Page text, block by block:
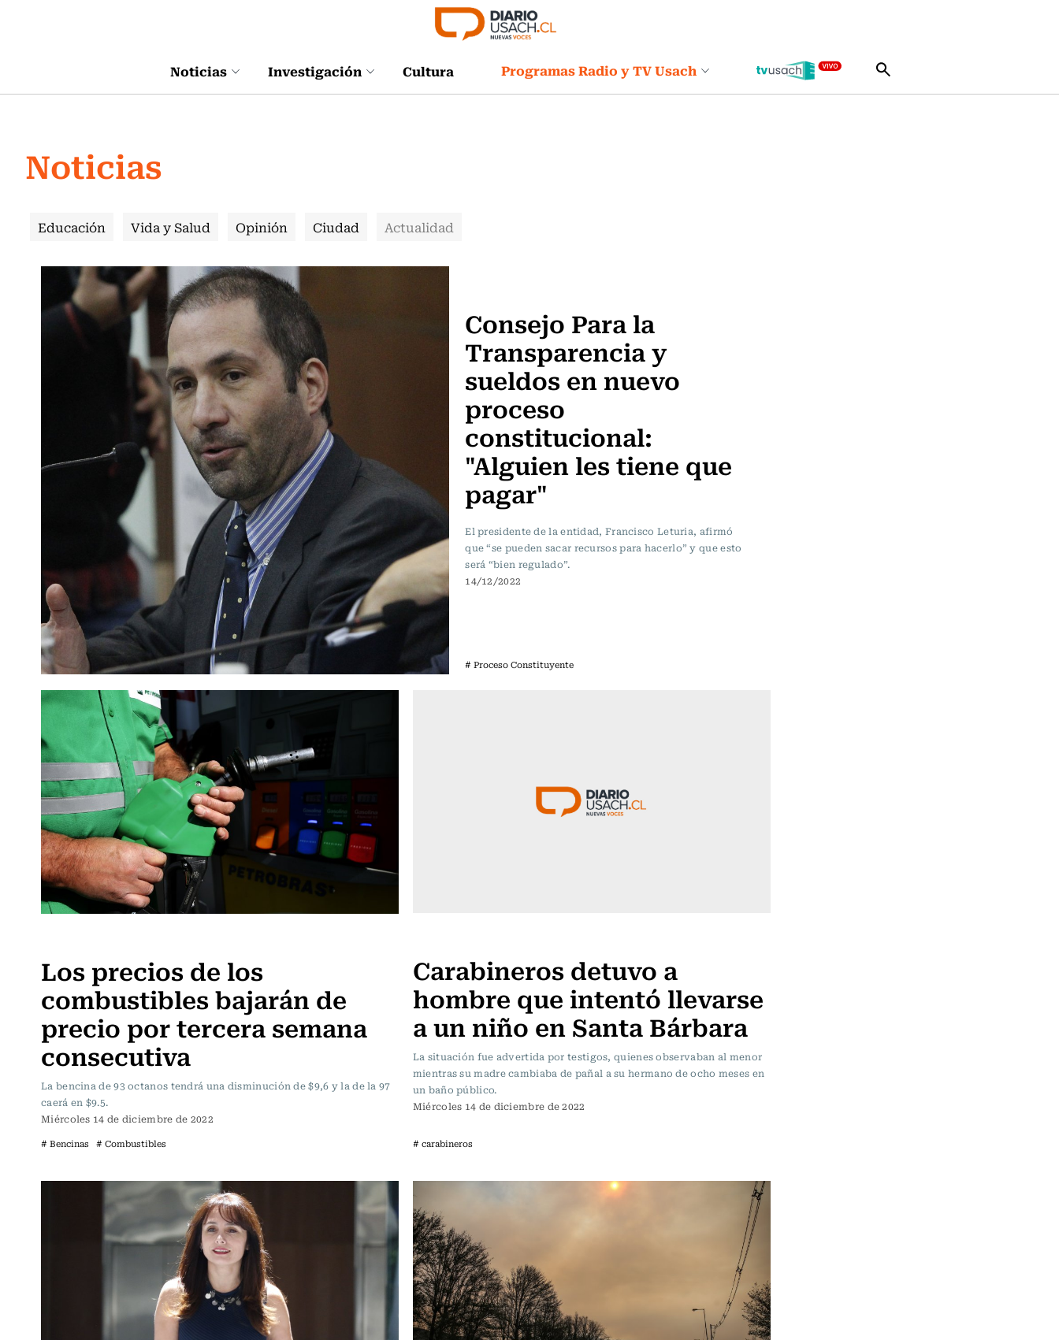
Noticias Investigación Cultura Programas Radio y TV Usach
Noticias
Educación Vida y Salud Opinión Ciudad Actualidad
Consejo Para la
Transparencia y
sueldos en nuevo
proceso
constitucional:
"Alguien les tiene que
pagar"
El presidente de la entidad, Francisco Leturia, afirmó
que “se pueden sacar recursos para hacerlo” y que esto
será “bien regulado”.
14/12/2022
# Proceso Constituyente
Los precios de los
combustibles bajarán de
precio por tercera semana
consecutiva
La bencina de 93 octanos tendrá una disminución de $9,6 y la de la 97
caerá en $9.5.
Miércoles 14 de diciembre de 2022
# Bencinas # Combustibles
Carabineros detuvo a
hombre que intentó llevarse
a un niño en Santa Bárbara
La situación fue advertida por testigos, quienes observaban al menor
mientras su madre cambiaba de pañal a su hermano de ocho meses en
un baño público.
Miércoles 14 de diciembre de 2022
# carabineros